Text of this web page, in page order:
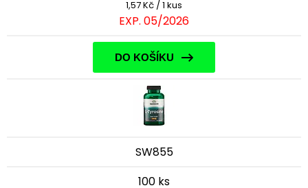
1,57 Kč / 1 kus
EXP. 05/2026
DO KOŠÍKU
SW855
100 ks